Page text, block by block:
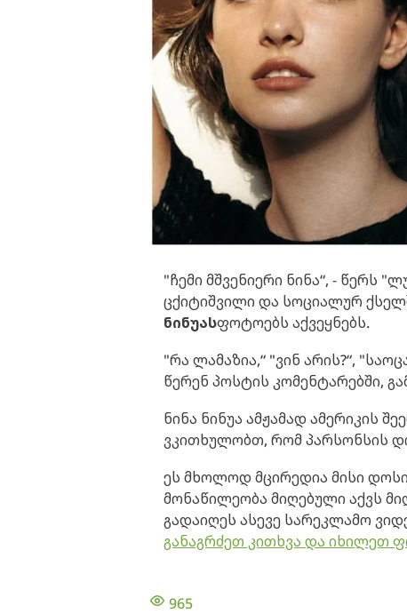
"ჩემი მშვენიერი ნინა“, - წერს
ცქიტიშვილი და სოციალურ
ნინუასფოტოებს აქვეყნებს.
"რა ლამაზია,“ "ვინ არის?“,
წერენ პოსტის კომენტარებში,
ნინა ნინუა ამჟამად ამერიკის
ვკითხულობთ, რომ პარსონსის
ეს მხოლოდ მცირედია მისი
მონაწილეობა მიღებული აქვს
გადაიღეს ასევე სარეკლამო
განაგრძეთ კითხვა და იხილეთ
965